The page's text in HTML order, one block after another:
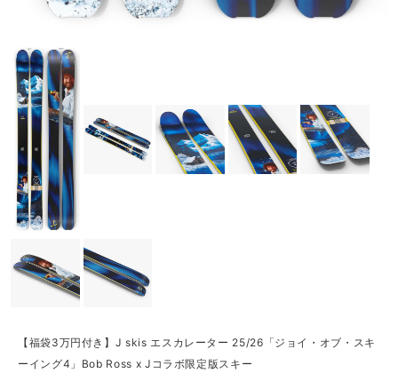
【福袋3万円付き】J skis エスカレーター 25/26「ジョイ・オブ・スキ
ーイング4」Bob Ross x Jコラボ限定版スキー